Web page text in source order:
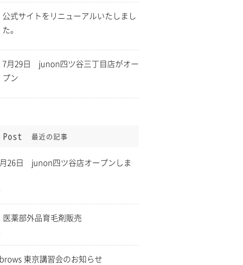
まで緊
します。
2021年4月1日 消費税「総
スについて税込表記になりま
公式サイトをリニューアルいたしまし
た。
7月29日 junon四ツ谷三丁目店がオー
プン
Post 最近の記事
26日 junon四ツ谷店オープンしま
薬部外品育毛剤販売
東京講習会のお知らせ